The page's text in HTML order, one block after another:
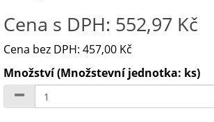
Cena s DPH: 552,97 Kč
Cena bez DPH: 457,00 Kč
Množství (Množstevní jednotka: ks)